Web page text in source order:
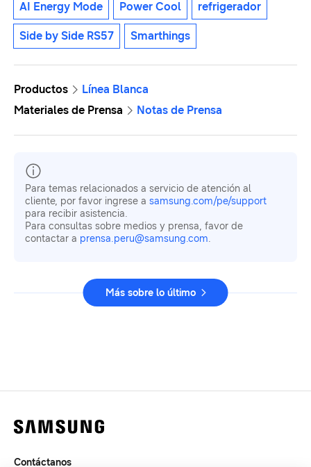
AI Energy Mode Power Cool refrigerador
Side by Side RS57 Smarthings
Productos
Línea Blanca
Materiales de Prensa
Notas de Prensa
Para temas relacionados a servicio de atención al
cliente, por favor ingrese a samsung.com/pe/support
para recibir asistencia.
Para consultas sobre medios y prensa, favor de
contactar a prensa.peru@samsung.com.
Más sobre lo último
Contáctanos